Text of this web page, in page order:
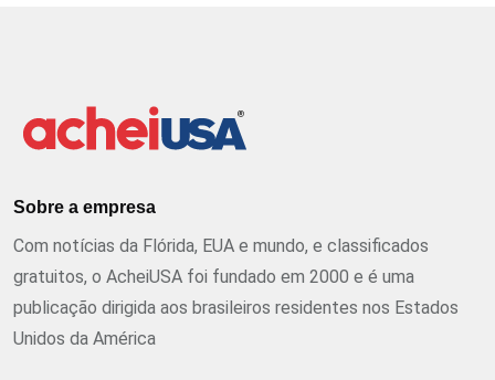
Sobre a empresa
Com notícias da Flórida, EUA e mundo, e classificados
gratuitos, o AcheiUSA foi fundado em 2000 e é uma
publicação dirigida aos brasileiros residentes nos Estados
Unidos da América